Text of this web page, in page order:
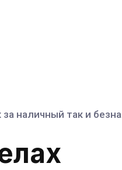
наличный так и